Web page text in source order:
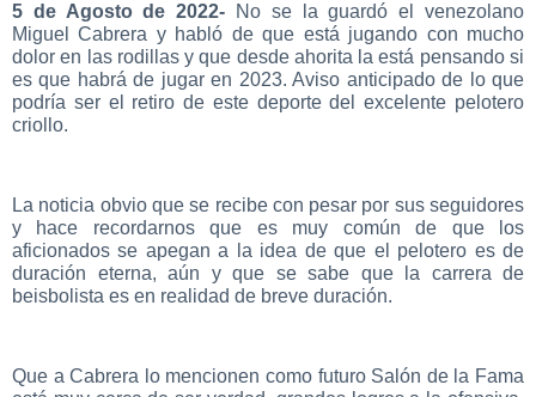
5 de Agosto de 2022- No se la guardó el venezolano
Miguel Cabrera y habló de que está jugando con mucho
dolor en las rodillas y que desde ahorita la está pensando si
es que habrá de jugar en 2023. Aviso anticipado de lo que
podría ser el retiro de este deporte del excelente pelotero
criollo.
La noticia obvio que se recibe con pesar por sus seguidores
y hace recordarnos que es muy común de que los
aficionados se apegan a la idea de que el pelotero es de
duración eterna, aún y que se sabe que la carrera de
beisbolista es en realidad de breve duración.
Que a Cabrera lo mencionen como futuro Salón de la Fama